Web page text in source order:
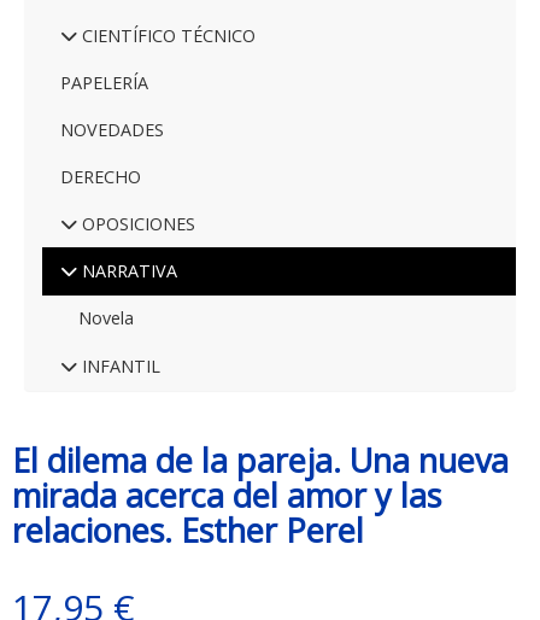
CIENTÍFICO TÉCNICO
PAPELERÍA
NOVEDADES
DERECHO
OPOSICIONES
NARRATIVA
Novela
INFANTIL
El dilema de la pareja. Una nueva
mirada acerca del amor y las
relaciones. Esther Perel
17,95 €